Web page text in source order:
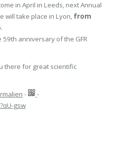
in April in Leeds, next Annual
will take place in Lyon, from
.
anniversary of the GFR
there for great scientific
-
-
gsw